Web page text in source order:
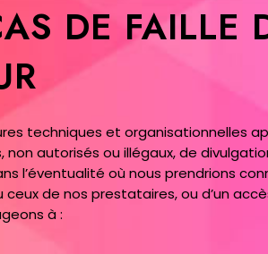
DE FAILLE
techniques et organisationnelles
autorisés ou illégaux, de
l’éventualité où nous prendrions
de nos prestataires, ou d’un
à :